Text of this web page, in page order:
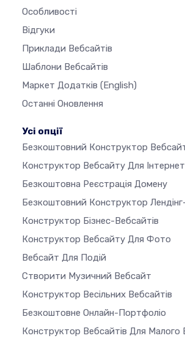
Особливості
Відгуки
Приклади Вебсайтів
Шаблони Вебсайтів
Маркет Додатків (English)
Останні Оновлення
Усі опції
Безкоштовний Конструктор
Конструктор Вебсайту Для
Безкоштовна Реєстрація Домену
Безкоштовний Конструктор
Конструктор Бізнес-Вебсайтів
Конструктор Вебсайту Для Фото
Вебсайт Для Подій
Створити Музичний Вебсайт
Конструктор Весільних Вебсайтів
Безкоштовне Онлайн-Портфоліо
Конструктор Вебсайтів Для Малого